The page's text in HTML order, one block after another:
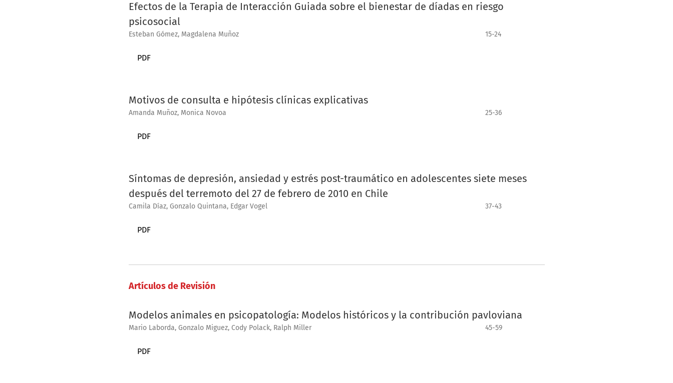
Efectos de la Terapia de Interacción Guiada sobre el bienestar de díadas en riesgo
psicosocial
Esteban Gómez, Magdalena Muñoz 15-24
PDF
Motivos de consulta e hipótesis clínicas explicativas
Amanda Muñoz, Monica Novoa 25-36
PDF
Síntomas de depresión, ansiedad y estrés post-traumático en adolescentes siete meses
después del terremoto del 27 de febrero de 2010 en Chile
Camila Díaz, Gonzalo Quintana, Edgar Vogel 37-43
PDF
Artículos de Revisión
Modelos animales en psicopatología: Modelos históricos y la contribución pavloviana
Mario Laborda, Gonzalo Miguez, Cody Polack, Ralph Miller 45-59
PDF